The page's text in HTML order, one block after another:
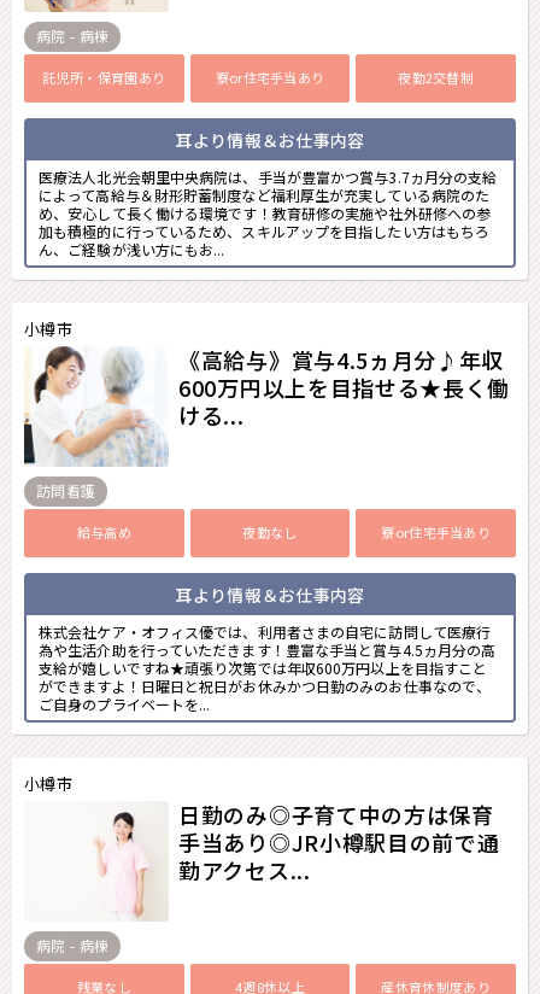
病院 - 病棟
託児所・保育園あり 寮or住宅手当あり 夜勤2交替制
耳より情報＆お仕事内容
医療法人北光会朝里中央病院は、手当が豊富かつ賞与3.7ヵ月分の支給
によって高給与＆財形貯蓄制度など福利厚生が充実している病院のた
め、安心して長く働ける環境です！教育研修の実施や社外研修への参
加も積極的に行っているため、スキルアップを目指したい方はもちろ
ん、ご経験が浅い方にもお...
小樽市
《高給与》賞与4.5ヵ月分♪年収
600万円以上を目指せる★長く働
ける...
訪問看護
給与高め 夜勤なし 寮or住宅手当あり
耳より情報＆お仕事内容
株式会社ケア・オフィス優では、利用者さまの自宅に訪問して医療行
為や生活介助を行っていただきます！豊富な手当と賞与4.5ヵ月分の高
支給が嬉しいですね★頑張り次第では年収600万円以上を目指すこと
ができますよ！日曜日と祝日がお休みかつ日勤のみのお仕事なので、
ご自身のプライベートを...
小樽市
日勤のみ◎子育て中の方は保育
手当あり◎JR小樽駅目の前で通
勤アクセス...
病院 - 病棟
残業なし 4週8休以上 産休育休制度あり